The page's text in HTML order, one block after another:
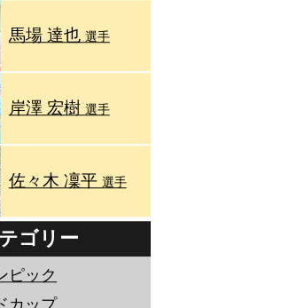
馬場 達也 選手
岸澤 宏樹 選手
佐々木 凜平 選手
ゴリー
ピック